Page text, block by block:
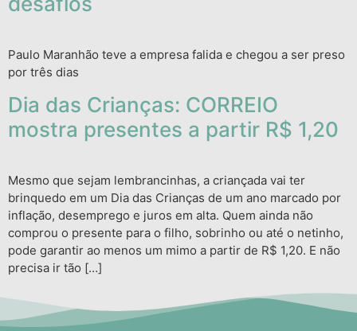
Paulo Maranhão teve a empresa falida e chegou a ser preso
por três dias
Dia das Crianças: CORREIO
mostra presentes a partir R$ 1,20
Mesmo que sejam lembrancinhas, a criançada vai ter
brinquedo em um Dia das Crianças de um ano marcado por
inflação, desemprego e juros em alta. Quem ainda não
comprou o presente para o filho, sobrinho ou até o netinho,
pode garantir ao menos um mimo a partir de R$ 1,20. E não
precisa ir tão […]